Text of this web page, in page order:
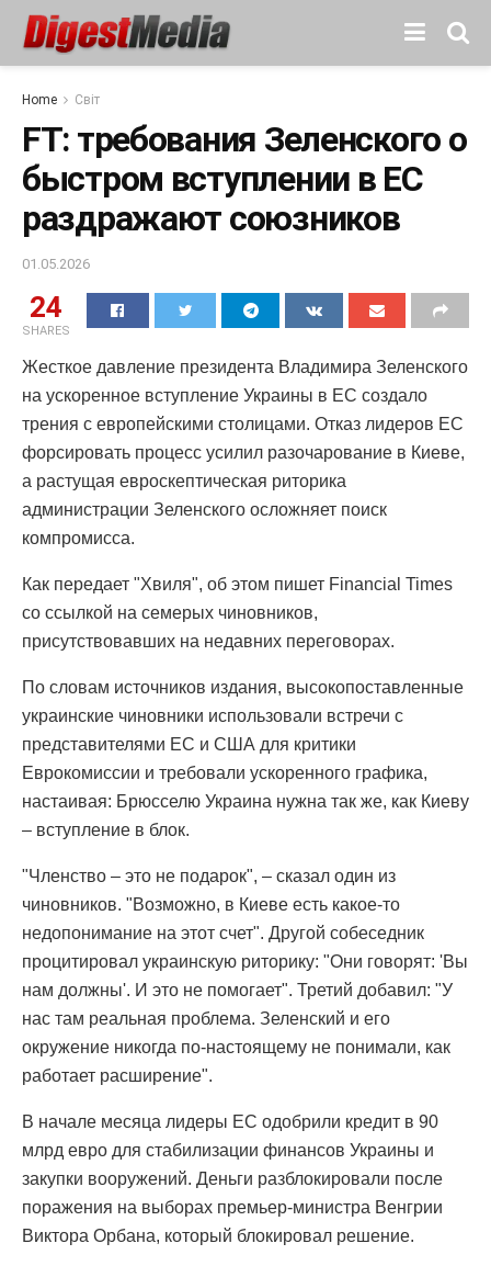
Home Світ
FT: требования Зеленского о
быстром вступлении в ЕС
раздражают союзников
01.05.2026
24
SHARES
Жесткое давление президента Владимира Зеленского
на ускоренное вступление Украины в ЕС создало
трения с европейскими столицами. Отказ лидеров ЕС
форсировать процесс усилил разочарование в Киеве,
а растущая евроскептическая риторика
администрации Зеленского осложняет поиск
компромисса.
Как передает "Хвиля", об этом пишет Financial Times
со ссылкой на семерых чиновников,
присутствовавших на недавних переговорах.
По словам источников издания, высокопоставленные
украинские чиновники использовали встречи с
представителями ЕС и США для критики
Еврокомиссии и требовали ускоренного графика,
настаивая: Брюсселю Украина нужна так же, как Киеву
– вступление в блок.
"Членство – это не подарок", – сказал один из
чиновников. "Возможно, в Киеве есть какое-то
недопонимание на этот счет". Другой собеседник
процитировал украинскую риторику: "Они говорят: 'Вы
нам должны'. И это не помогает". Третий добавил: "У
нас там реальная проблема. Зеленский и его
окружение никогда по-настоящему не понимали, как
работает расширение".
В начале месяца лидеры ЕС одобрили кредит в 90
млрд евро для стабилизации финансов Украины и
закупки вооружений. Деньги разблокировали после
поражения на выборах премьер-министра Венгрии
Виктора Орбана, который блокировал решение.